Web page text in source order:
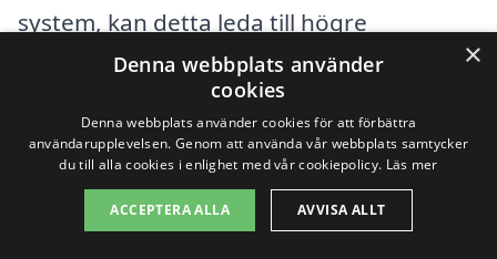
system, kan detta leda till högre
kostnader. Här är några faktorer som kan
påverka installationspriserna:
Takets lutning och material: Vissa
taktyper kräver mer arbete att
×
Denna webbplats använder
cookies
Denna webbplats använder cookies för att förbättra
användarupplevelsen. Genom att använda vår webbplats samtycker
du till alla cookies i enlighet med vår cookiepolicy. Läs mer
ACCEPTERA ALLA AVVISA ALLT